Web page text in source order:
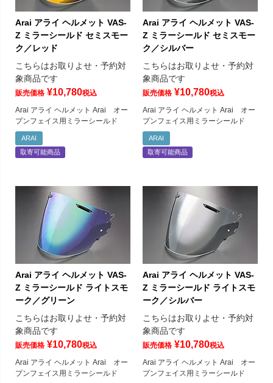
Arai アライ ヘルメット VAS-
Z ミラーシールド セミスモー
ク／レッド
こちらはお取りよせ・予約対
象商品です
販売価格 ¥10,780税込
Arai アライ ヘルメット Arai オー
プンフェイス用ミラーシールド
ARAI
取寄可能商品
Arai アライ ヘルメット VAS-
Z ミラーシールド セミスモー
ク／シルバー
こちらはお取りよせ・予約対
象商品です
販売価格 ¥10,780税込
Arai アライ ヘルメット Arai オー
プンフェイス用ミラーシールド
ARAI
取寄可能商品
Arai アライ ヘルメット VAS-
Z ミラーシールド ライトスモ
ーク／グリーン
こちらはお取りよせ・予約対
象商品です
販売価格 ¥10,780税込
Arai アライ ヘルメット Arai オー
プンフェイス用ミラーシールド
Arai アライ ヘルメット VAS-
Z ミラーシールド ライトスモ
ーク／シルバー
こちらはお取りよせ・予約対
象商品です
販売価格 ¥10,780税込
Arai アライ ヘルメット Arai オー
プンフェイス用ミラーシールド